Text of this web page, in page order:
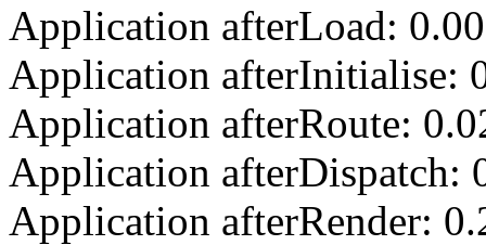
Application afterLoad:
Application afterInitialise:
Application afterRoute:
Application afterDispatch:
Application afterRender: